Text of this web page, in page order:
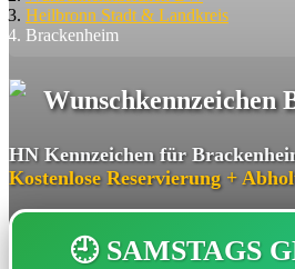
Heilbronn Stadt & Landkreis
Brackenheim
Wunschkennzeichen
HN Kennzeichen für
Kostenlose Reservierung +
🕘 SAMSTAGS